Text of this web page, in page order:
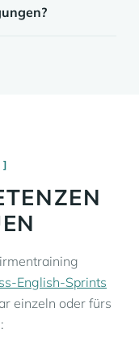
English-Sprints
einzeln oder fürs